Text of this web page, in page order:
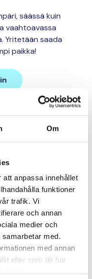
Om
att anpassa innehållet
funktioner
trafik. Vi
och annan
medier och
med.
med annan
eller som de har
säässä kuin
vaahtoavassa
Yritetään saada
paikka!